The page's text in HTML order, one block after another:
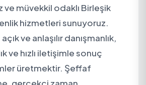
müvekkil odaklı Birleşik
hizmetleri sunuyoruz.
ve anlaşılır danışmanlık,
ve hızlı iletişimle sonuç
üretmektir. Şeffaf